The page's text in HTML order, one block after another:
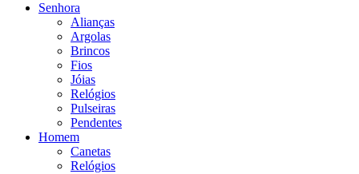
Senhora
Alianças
Argolas
Brincos
Fios
Jóias
Relógios
Pulseiras
Pendentes
Homem
Canetas
Relógios